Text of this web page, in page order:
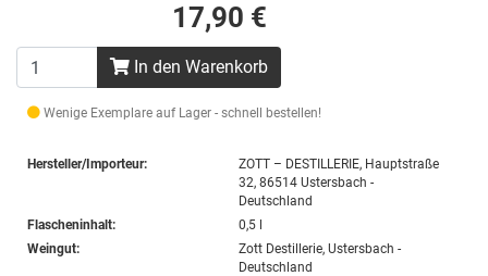
17,90 €
In den Warenkorb
Wenige Exemplare auf Lager - schnell bestellen!
Hersteller/Importeur:
ZOTT – DESTILLERIE, Hauptstraße
32, 86514 Ustersbach -
Deutschland
Flascheninhalt:
0,5 l
Weingut:
Zott Destillerie, Ustersbach -
Deutschland